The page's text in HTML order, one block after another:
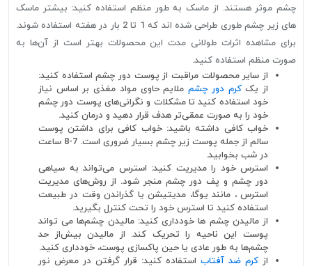
چشم موثر هستند. از ماسک به طور منظم استفاده کنید: بیشتر ماسک
های زیر چشم طوری طراحی شده اند که 1 تا 2 بار در هفته استفاده شوند.
برای مشاهده اثرات طولانی مدت این محصولات بهتر است از آن‌ها به
صورت منظم استفاده کنید.
از سایر محصولات مراقبت از پوست دور چشم استفاده کنید:
از یککرم دور چشمملایم حاوی مواد مغذی بر اساس نیاز
خود استفاده کنید تا مشکلات و نگرانی‌های پوست دور چشم
خود را به صورت عمقی‌تر هدف قرار دهید و درمان کنید.
خواب کافی داشته باشید: خواب کافی برای داشتن پوست
سالم از جمله پوست زیر چشم بسیار ضروری است. 7-8 ساعت
در شب بخوابید.
استرس خود را مدیریت کنید: استرس می‌تواند به سیاهی
دور چشم و پف دور چشم منجر شود. از روش‌های مدیریت
استرس ، مانند یوگا، مدیتیشن یا گذراندن وقت در طبیعت
استفاده کنید تا استرس خود را تحت کنترل بگیرید.
از مالیدن چشم ها خودداری کنید: مالیدن چشم‌ها می تواند
پوست این ناحیه را تحریک کند. از مالیدن بیش‌از حد
چشم‌ها به طور عادی یا حین پاکسازی پوست، خودداری کنید.
از کرم ضد آفتاب استفاده کنید: قرار گرفتن در معرض نور